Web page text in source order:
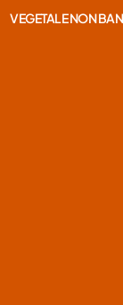
VEGETALE NON